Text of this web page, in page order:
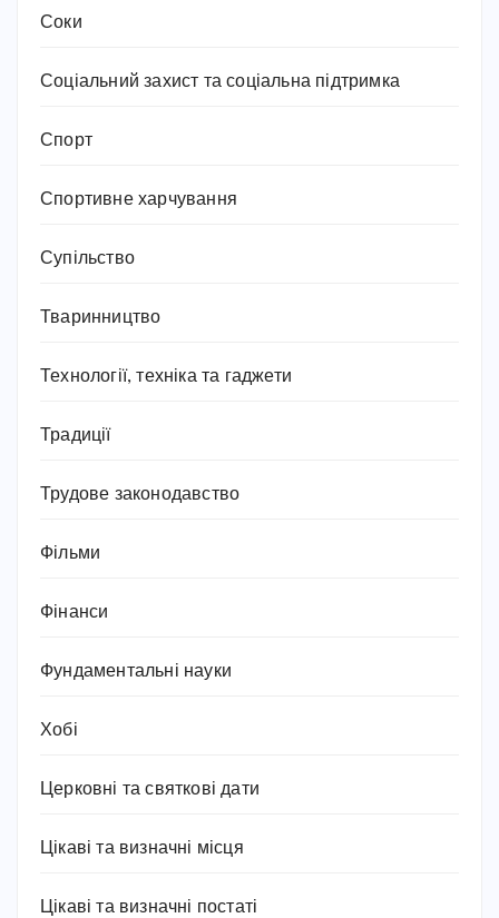
Соки
Соціальний захист та соціальна підтримка
Спорт
Спортивне харчування
Супільство
Тваринництво
Технології, техніка та гаджети
Традиції
Трудове законодавство
Фільми
Фінанси
Фундаментальні науки
Хобі
Церковні та святкові дати
Цікаві та визначні місця
Цікаві та визначні постаті